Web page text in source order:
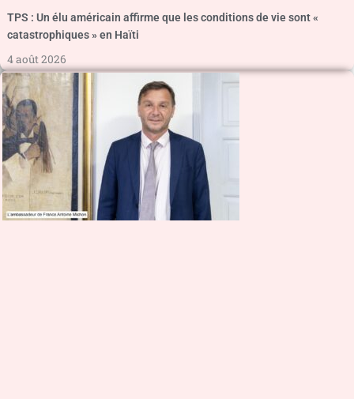
TPS : Un élu américain affirme que les conditions de vie sont «
catastrophiques » en Haïti
4 août 2026